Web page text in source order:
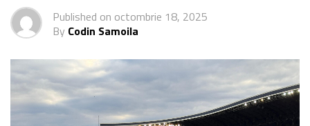
Published on octombrie 18, 2025
By Codin Samoila